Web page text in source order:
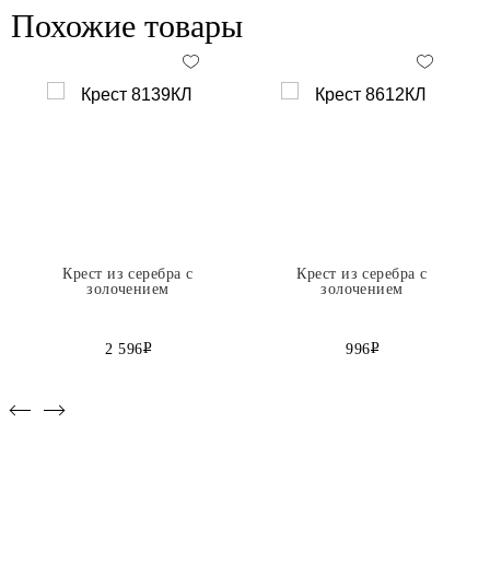
Похожие товары
2 596Р
Крест из серебра с
золочением
996Р
Крест из серебра с
золочением